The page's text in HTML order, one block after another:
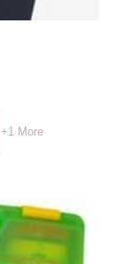
+1 More